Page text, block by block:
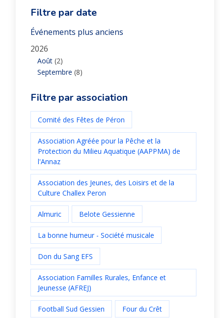
Filtre par date
Événements plus anciens
2026
Août (2)
Septembre (8)
Filtre par association
Comité des Fêtes de Péron
Association Agréée pour la Pêche et la
Protection du Milieu Aquatique (AAPPMA) de
l'Annaz
Association des Jeunes, des Loisirs et de la
Culture Challex Peron
Almuric Belote Gessienne
La bonne humeur - Société musicale
Don du Sang EFS
Association Familles Rurales, Enfance et
Jeunesse (AFREJ)
Football Sud Gessien Four du Crêt